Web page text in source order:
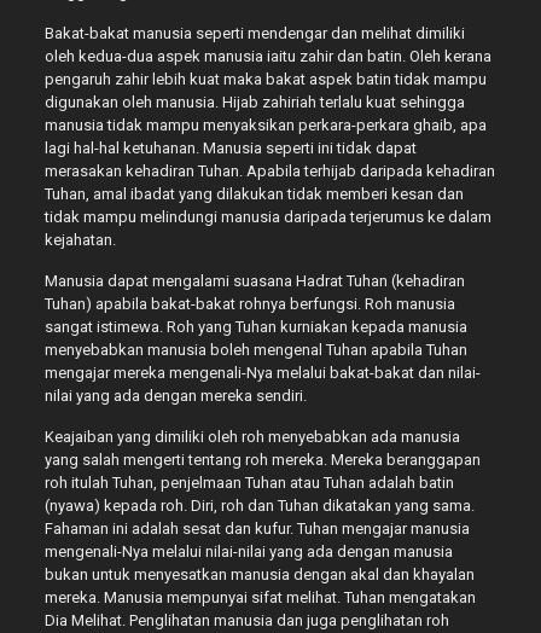
Bakat-bakat manusia seperti mendengar dan melihat dimiliki
oleh kedua-dua aspek manusia iaitu zahir dan batin. Oleh kerana
pengaruh zahir lebih kuat maka bakat aspek batin tidak mampu
digunakan oleh manusia. Hijab zahiriah terlalu kuat sehingga
manusia tidak mampu menyaksikan perkara-perkara ghaib, apa
lagi hal-hal ketuhanan. Manusia seperti ini tidak dapat
merasakan kehadiran Tuhan. Apabila terhijab daripada kehadiran
Tuhan, amal ibadat yang dilakukan tidak memberi kesan dan
tidak mampu melindungi manusia daripada terjerumus ke dalam
kejahatan.
Manusia dapat mengalami suasana Hadrat Tuhan (kehadiran
Tuhan) apabila bakat-bakat rohnya berfungsi. Roh manusia
sangat istimewa. Roh yang Tuhan kurniakan kepada manusia
menyebabkan manusia boleh mengenal Tuhan apabila Tuhan
mengajar mereka mengenali-Nya melalui bakat-bakat dan nilai-
nilai yang ada dengan mereka sendiri.
Keajaiban yang dimiliki oleh roh menyebabkan ada manusia
yang salah mengerti tentang roh mereka. Mereka beranggapan
roh itulah Tuhan, penjelmaan Tuhan atau Tuhan adalah batin
(nyawa) kepada roh. Diri, roh dan Tuhan dikatakan yang sama.
Fahaman ini adalah sesat dan kufur. Tuhan mengajar manusia
mengenali-Nya melalui nilai-nilai yang ada dengan manusia
bukan untuk menyesatkan manusia dengan akal dan khayalan
mereka. Manusia mempunyai sifat melihat. Tuhan mengatakan
Dia Melihat. Penglihatan manusia dan juga penglihatan roh